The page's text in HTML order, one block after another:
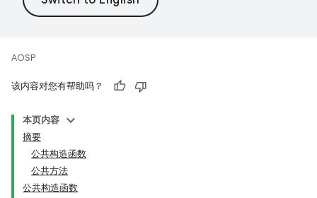
AOSP
该内容对您有帮助吗？
本页内容
摘要
公共构造函数
公共方法
公共构造函数